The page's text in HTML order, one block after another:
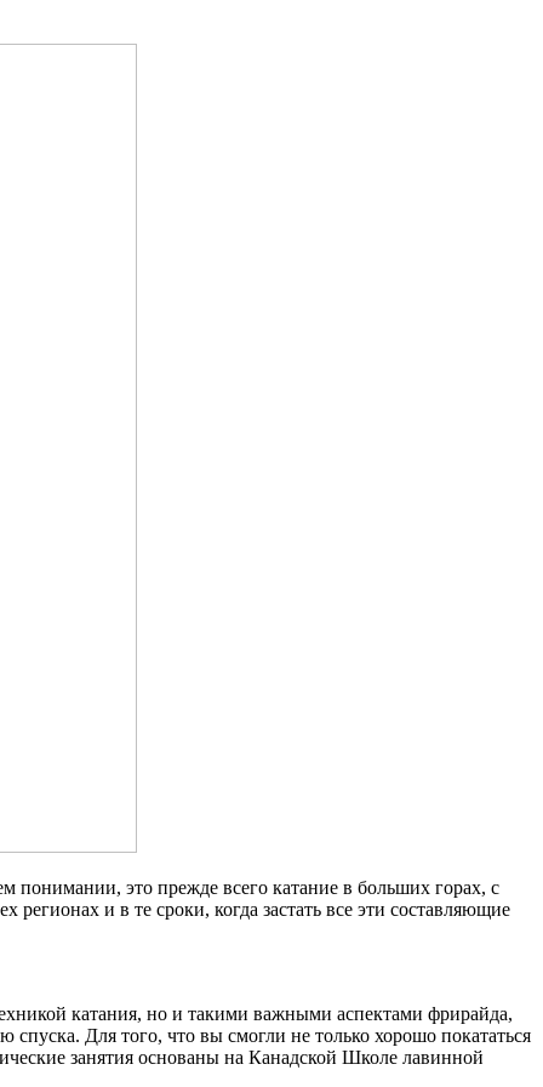
понимании, это прежде всего катание в больших горах, с
и в те сроки, когда застать все эти составляющие
катания, но и такими важными аспектами фрирайда,
Для того, что вы смогли не только хорошо покататься
занятия основаны на Канадской Школе лавинной